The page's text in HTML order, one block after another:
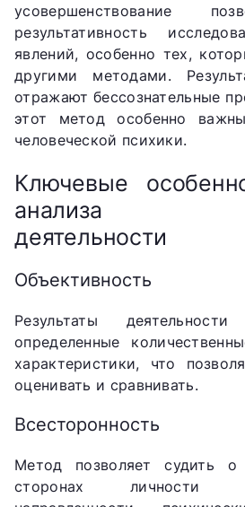
усовершенствование
результативность
явлений, особенно тех,
другими методами.
отражают бессознательные
этот метод особенно
человеческой психики.
Ключевые
анализа
деятельности
Объективность
Результаты
определенные
характеристики, что
оценивать и сравнивать.
Всесторонность
Метод позволяет судить о
сторонах личности